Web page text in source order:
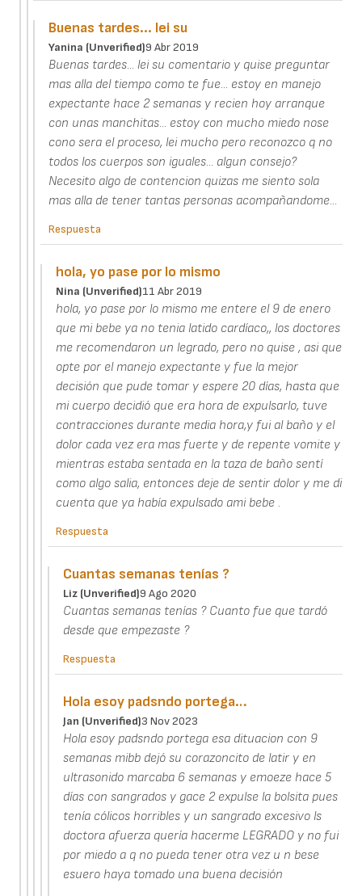
Buenas tardes... lei su
Yanina (unverified)9 Abr 2019
Buenas tardes... lei su comentario y quise preguntar
mas alla del tiempo como te fue... estoy en manejo
expectante hace 2 semanas y recien hoy arranque
con unas manchitas... estoy con mucho miedo nose
cono sera el proceso, lei mucho pero reconozco q no
todos los cuerpos son iguales... algun consejo?
Necesito algo de contencion quizas me siento sola
mas alla de tener tantas personas acompañandome...
Respuesta
hola, yo pase por lo mismo
Nina (unverified)11 Abr 2019
hola, yo pase por lo mismo me entere el 9 de enero
que mi bebe ya no tenia latido cardíaco,, los doctores
me recomendaron un legrado, pero no quise , asi que
opte por el manejo expectante y fue la mejor
decisión que pude tomar y espere 20 días, hasta que
mi cuerpo decidió que era hora de expulsarlo, tuve
contracciones durante media hora,y fui al baño y el
dolor cada vez era mas fuerte y de repente vomite y
mientras estaba sentada en la taza de baño sentí
como algo salia, entonces deje de sentir dolor y me di
cuenta que ya había expulsado ami bebe .
Respuesta
Cuantas semanas tenías ?
Liz (unverified)9 Ago 2020
Cuantas semanas tenías ? Cuanto fue que tardó
desde que empezaste ?
Respuesta
Hola esoy padsndo portega…
Jan (unverified)3 Nov 2023
Hola esoy padsndo portega esa dituacion con 9
semanas mibb dejó su corazoncito de latir y en
ultrasonido marcaba 6 semanas y emoeze hace 5
días con sangrados y gace 2 expulse la bolsita pues
tenía cólicos horribles y un sangrado excesivo ls
doctora afuerza quería hacerme LEGRADO y no fui
por miedo a q no pueda tener otra vez u n bese
esuero haya tomado una buena decisión